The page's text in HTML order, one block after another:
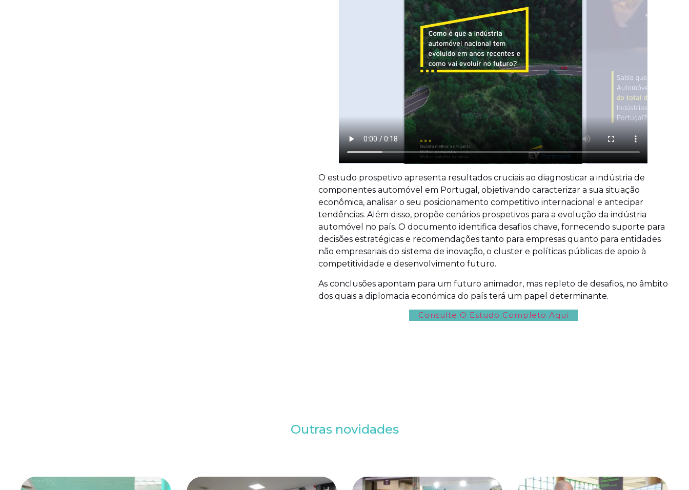
O estudo prospetivo apresenta resultados cruciais ao diagnosticar a indústria de
componentes automóvel em Portugal, objetivando caracterizar a sua situação
econômica, analisar o seu posicionamento competitivo internacional e antecipar
tendências. Além disso, propõe cenários prospetivos para a evolução da indústria
automóvel no país. O documento identifica desafios chave, fornecendo suporte para
decisões estratégicas e recomendações tanto para empresas quanto para entidades
não empresariais do sistema de inovação, o cluster e políticas públicas de apoio à
competitividade e desenvolvimento futuro.
As conclusões apontam para um futuro animador, mas repleto de desafios, no âmbito
dos quais a diplomacia económica do país terá um papel determinante.
Consulte O Estudo Completo Aqui
Outras novidades